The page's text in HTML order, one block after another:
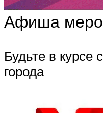
Афиша
Будьте в курсе
города